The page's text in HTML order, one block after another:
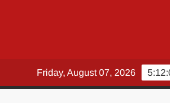
Friday, August 07, 2026